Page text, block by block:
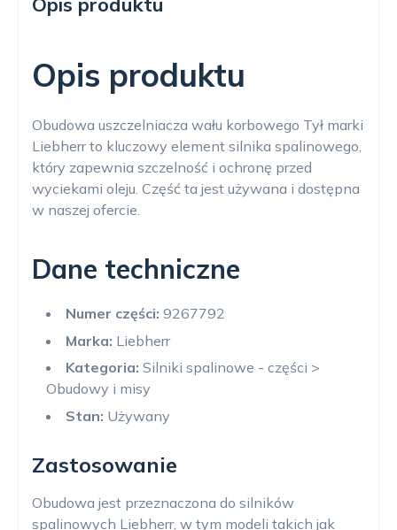
Opis produktu
Obudowa uszczelniacza wału korbowego Tył marki
Liebherr to kluczowy element silnika spalinowego,
który zapewnia szczelność i ochronę przed
wyciekami oleju. Część ta jest używana i dostępna
w naszej ofercie.
Dane techniczne
Numer części: 9267792
Marka: Liebherr
Kategoria: Silniki spalinowe - części >
Obudowy i misy
Stan: Używany
Zastosowanie
Obudowa jest przeznaczona do silników
spalinowych Liebherr, w tym modeli takich jak